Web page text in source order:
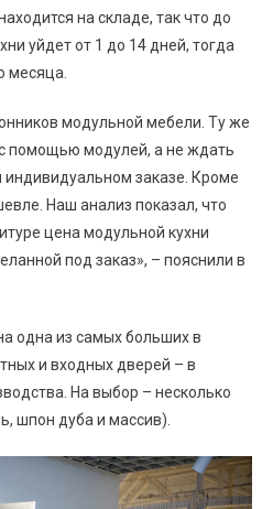
на складе, так что до
уйдет от 1 до 14 дней, тогда
месяца.
модульной мебели. Ту же
помощью модулей, а не ждать
индивидуальном заказе. Кроме
Наш анализ показал, что
цена модульной кухни
под заказ», – пояснили в
одна из самых больших в
и входных дверей – в
На выбор – несколько
шпон дуба и массив).